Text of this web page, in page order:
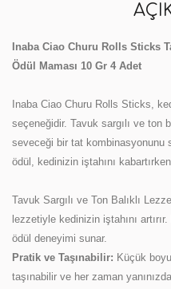
Inaba Ciao Churu Rolls Sticks
Ödül Maması 10 Gr 4 Adet
Inaba Ciao Churu Rolls Sticks,
seçeneğidir. Tavuk sargılı ve ton
seveceği bir tat kombinasyonunu
ödül, kedinizin iştahını
Tavuk Sargılı ve Ton Balıklı
lezzetiyle kedinizin iştahını
ödül deneyimi sunar.
Pratik ve Taşınabilir: Küçük
taşınabilir ve her zaman